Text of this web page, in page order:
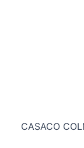
CASACO